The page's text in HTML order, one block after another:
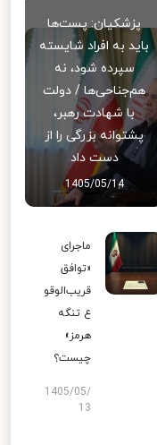
پزشکیان: پست‌ها
باید به افراد شایسته
سپرده شود، نه
هم‌جناحی‌ها / دولت
با شهادت رهبر،
پشتوانه بزرگی را از
دست داد
1405/05/14
ماجرای
«توافق
قریب‌الوقو
ع تنگه
هرمز»
چیست؟
1405/05/
13